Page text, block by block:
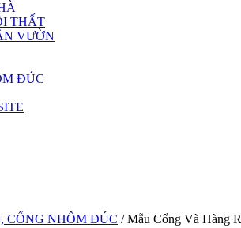
THẤT
VƯỜN
ĐÚC
CỔNG NHÔM ĐÚC / Mẫu Cổng Và Hàng